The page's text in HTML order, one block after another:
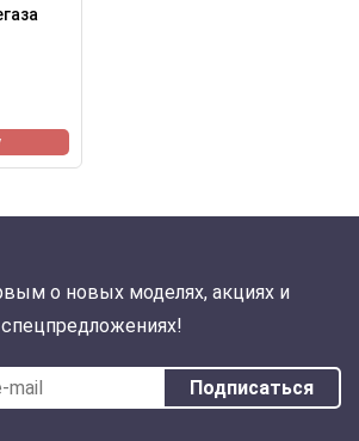
о новых моделях, акциях и
спецпредложениях!
Подписаться